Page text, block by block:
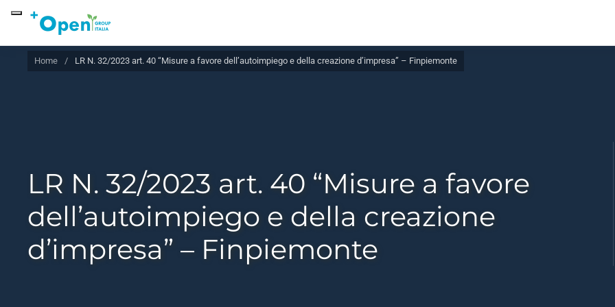
Skip to main content
Home LR N. 32/2023 art. 40 “Misure a favore dell’autoimpiego e della creazione d’impresa” – Finpiemonte
LR N. 32/2023 art. 40 “Misure a favore
dell’autoimpiego e della creazione
d’impresa” – Finpiemonte